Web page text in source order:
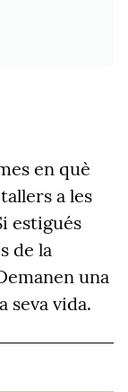
en què
a les
estigués
de la
una
seva vida.